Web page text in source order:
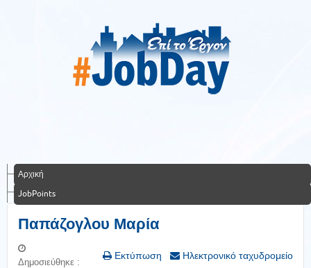
Αρχική
JobPoints
Παπάζογλου Μαρία
Εκτύπωση Ηλεκτρονικό ταχυδρομείο
Δημοσιεύθηκε :